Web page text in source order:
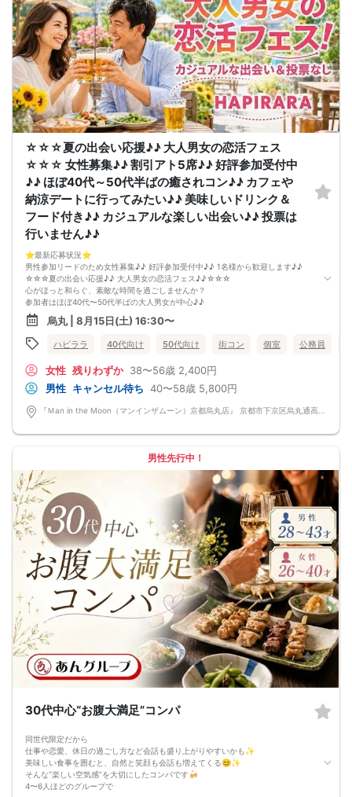
＜申込画面でいずれかを選択ください＞
※お申し込み後、即時でお客様のお席を確保しています♪
規定のキャンセルポリシーが適用されます。ご確認の上、お申込み願います。
男女調整・お席の確保等を行っております運営都合上、ご理解をお願いします。
【会場での受付】
10分前より受付♪
【ご参加規約】
開催中のマスク着用は任意とさせていただきます。
ドリンクメニュー・フード類については店舗により若干変更する場合がありま
す。
男女調整のため規定のキャンセルポリシーが適用されます。ご確認の上、お申込
み願います。
お席の確保等を行っております運営都合上、ご理解をお願いします。
最少催行人数2対2～
ただし当日欠席による人数減少は不可抗力のため返金は行いません。
本イベントは貴重な同世代との出会いの場です。
上記同意了承の上お申し込みいただいたとみなします。
イベント当日、イベントの進行をスムーズにする為、スタッフの指示に従ってく
ださい。
☆☆☆夏の出会い応援♪♪ 大人男女の恋活フェス
☆☆☆ 女性募集♪♪ 割引アト5席♪♪ 好評参加受付中
♪♪ ほぼ40代～50代半ばの癒されコン♪♪ カフェや
納涼デートに行ってみたい♪♪ 美味しいドリンク＆
フード付き♪♪ カジュアルな楽しい出会い♪♪ 投票は
行いません♪♪
⭐️最新応募状況⭐️
男性参加リードのため女性募集♪♪ 好評参加受付中♪♪ 1名様から歓迎します♪♪
☆☆☆夏の出会い応援♪♪ 大人男女の恋活フェス♪♪☆☆☆
心がほっと和らぐ、素敵な時間を過ごしませんか？
参加者はほぼ40代〜50代半ばの大人男女が中心♪♪
同世代だからこそ趣味や暮らし、これまでの経験など、自然と共感できる会話が
生まれます。
「落ち着いた雰囲気の中で、カジュアルで楽しい出会いがほしい♪♪」
そんな方におすすめのイベントです♪♪
美味しいドリンクやフードを楽しみながら、
周囲を気にせず、リラックスして交流できます。
会話しやすい和やかな雰囲気なので、安心してご参加いただけます♪♪
「まずはお友達から仲良くなりたい♪」
「気になる人とカフェや納涼デートに行ってみたい♪」
～開催形式について～
ゆったり着席スタイル♪♪
美味しいドリンクをサービス♡（ソフトドリンク・ノンアルカクテル・カクテ
ル・ビール等♪♪）
連絡先交換自由♪♪ 次に繋がりやすい♪♪
【お支払い方法】
当日現金払い♪
楽々♪クレジット払い♪
＜申込画面でいずれかを選択ください＞
※お申し込み後、即時でお客様のお席を確保しています♪
規定のキャンセルポリシーが適用されます。ご確認の上、お申込み願います。
男女調整・お席の確保等を行っております運営都合上、ご理解をお願いします。
【会場での受付】
10分前より受付♪
【ご参加規約】
開催中のマスク着用は任意とさせていただきます。
ドリンクメニュー・フード類については店舗により若干変更する場合がありま
す。
男女調整のため規定のキャンセルポリシーが適用されます。ご確認の上、お申込
み願います。
お席の確保等を行っております運営都合上、ご理解をお願いします。
ただし当日欠席による人数減少は不可抗力のため返金は行いません。
本イベントは貴重な同世代との出会いの場です。
上記同意了承の上お申し込みいただいたとみなします。
イベント当日、イベントの進行をスムーズにする為、スタッフの指示に従ってく
ださい。
烏丸 | 8月15日(土) 16:30〜
ハピララ 40代向け 50代向け 街コン 個室 公務員
女性 残りわずか 38〜56歳 2,400円
男性 キャンセル待ち 40〜58歳 5,800円
男性先行中！
30代中心“お腹大満足”コンパ
同世代限定だから
仕事や恋愛、休日の過ごし方など会話も盛り上がりやすいかも✨
美味しい食事を囲むと、自然と笑顔も会話も増えてくる😊✨
そんな“楽しい空気感”を大切にしたコンパです🍻
4〜6人ほどのグループで